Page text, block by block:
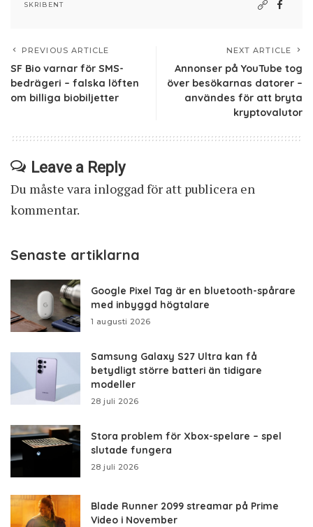
SKRIBENT
PREVIOUS ARTICLE
SF Bio varnar för SMS-
bedrägeri – falska löften
om billiga biobiljetter
NEXT ARTICLE
Annonser på YouTube tog
över besökarnas datorer –
användes för att bryta
kryptovalutor
Leave a Reply
Du måste vara inloggadför att publicera en
kommentar.
Senaste artiklarna
Google Pixel Tag är en bluetooth-spårare
med inbyggd högtalare
1 augusti 2026
Samsung Galaxy S27 Ultra kan få
betydligt större batteri än tidigare
modeller
28 juli 2026
Stora problem för Xbox-spelare – spel
slutade fungera
28 juli 2026
Blade Runner 2099 streamar på Prime
Video i November